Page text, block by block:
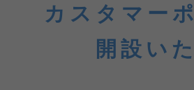
カスタマー
開設い